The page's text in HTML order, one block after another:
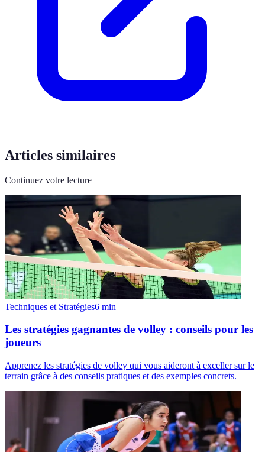
Articles similaires
Continuez votre lecture
Techniques et Stratégies6 min
Les stratégies gagnantes de volley : conseils pour les
joueurs
Apprenez les stratégies de volley qui vous aideront à exceller sur le
terrain grâce à des conseils pratiques et des exemples concrets.